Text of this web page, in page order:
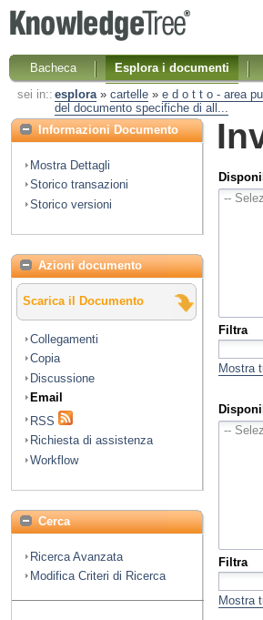
Bacheca
Esplora i documenti
sei in:: esplora» cartelle» e d o t t o - area
del documento specifiche di all...
Informazioni Documento
Mostra Dettagli
Storico transazioni
Storico versioni
Azioni documento
Scarica il Documento
Collegamenti
Copia
Discussione
Email
RSS
Richiesta di assistenza
Workflow
Cerca
Ricerca Avanzata
Modifica Criteri di Ricerca
Filtra
Mostra
Filtra
Mostra